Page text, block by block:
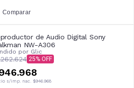
Comparar
de Audio Digital Sony
NW-A306
por Glic
25
s/imp. nac. $946.968